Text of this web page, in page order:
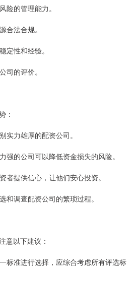
险的管理能力。
合法合规。
定性和经验。
司的评价。
：
实力雄厚的配资公司。
强的公司可以降低资金损失的风险。
者提供信心，让他们安心投资。
和调查配资公司的繁琐过程。
意以下建议：
标准进行选择，应综合考虑所有评选标